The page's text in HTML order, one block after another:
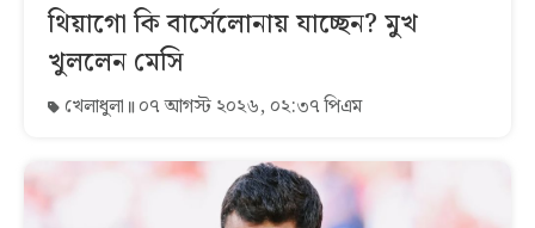
থিয়াগো কি বার্সেলোনায় যাচ্ছেন? মুখ
খুললেন মেসি
খেলাধুলা ০৭ আগস্ট ২০২৬, ০২:৩৭ পিএম